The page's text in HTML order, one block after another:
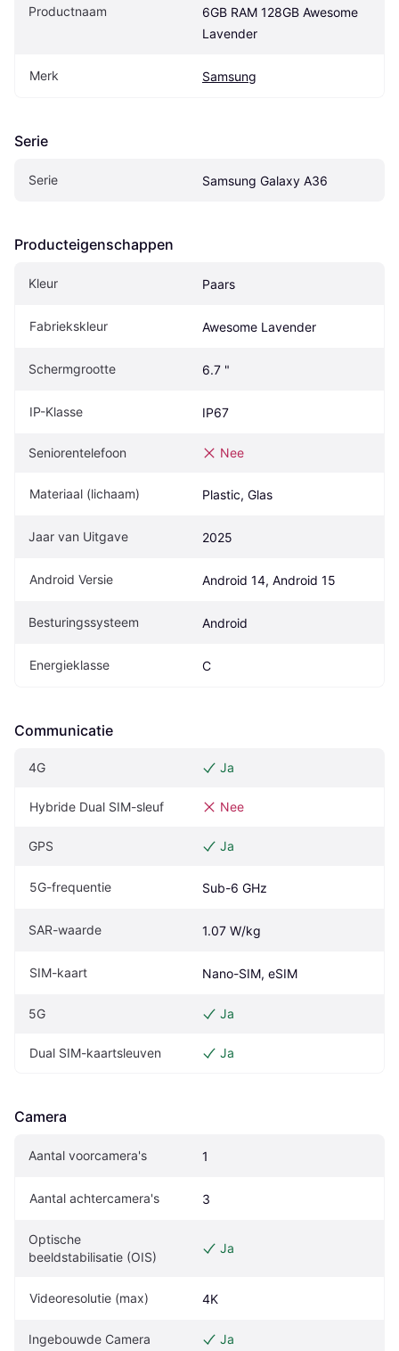
Productnaam
6GB RAM 128GB Awesome
Lavender
Merk Samsung
Serie
Serie Samsung Galaxy A36
Producteigenschappen
Kleur Paars
Fabriekskleur Awesome Lavender
Schermgrootte 6.7 "
IP-Klasse IP67
Seniorentelefoon Nee
Materiaal (lichaam) Plastic, Glas
Jaar van Uitgave 2025
Android Versie Android 14, Android 15
Besturingssysteem Android
Energieklasse C
Communicatie
4G Ja
Hybride Dual SIM-sleuf Nee
GPS Ja
5G-frequentie Sub-6 GHz
SAR-waarde 1.07 W/kg
SIM-kaart Nano-SIM, eSIM
5G Ja
Dual SIM-kaartsleuven Ja
Camera
Aantal voorcamera's 1
Aantal achtercamera's 3
Optische
beeldstabilisatie (OIS)
Ja
Videoresolutie (max) 4K
Ingebouwde Camera Ja